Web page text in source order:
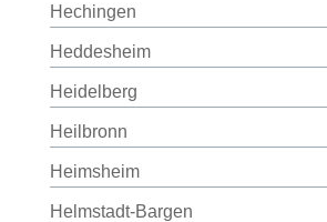
Hechingen
Heddesheim
Heidelberg
Heilbronn
Heimsheim
Helmstadt-Bargen